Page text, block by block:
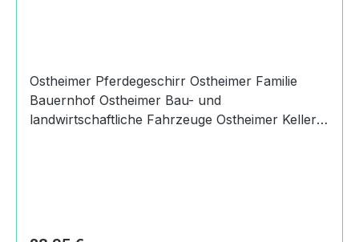
Ostheimer Pferdegeschirr Ostheimer Familie
Bauernhof Ostheimer Bau- und
landwirtschaftliche Fahrzeuge Ostheimer Keller
cmAltersempfehlung3+